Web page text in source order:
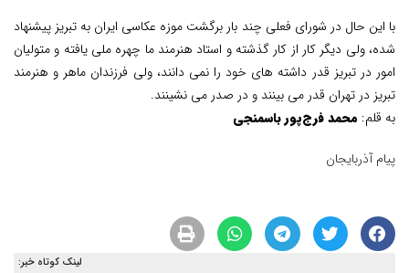
با این حال در شورای فعلی چند بار برگشت موزه عکاسی ایران به تبریز پیشنهاد
شده، ولی دیگر کار از کار گذشته و استاد هنرمند ما چهره ملی یافته و متولیان
امور در تبریز قدر داشته های خود را نمی دانند، ولی فرزندان ماهر و هنرمند
تبریز در تهران قدر می بینند و در صدر می نشینند.
به قلم: محمد فرج‌پور باسمنجی
پیام آذربایجان
لینک کوتاه خبر: